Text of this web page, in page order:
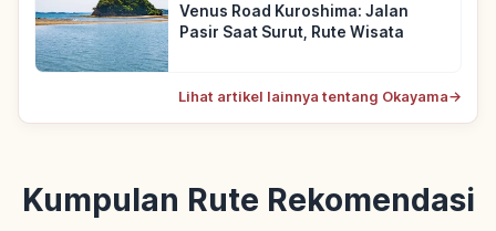
Venus Road Kuroshima: Jalan
Pasir Saat Surut, Rute Wisata
Lihat artikel lainnya tentang Okayama→
Kumpulan Rute Rekomendasi